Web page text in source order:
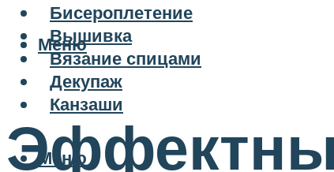
Бисероплетение
Вышивка
Вязание спицами
Декупаж
Канзаши
Меню
Меню